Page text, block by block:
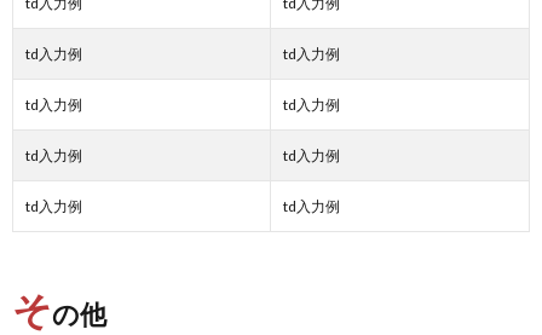
td入力例 td入力例
td入力例 td入力例
td入力例 td入力例
td入力例 td入力例
その他